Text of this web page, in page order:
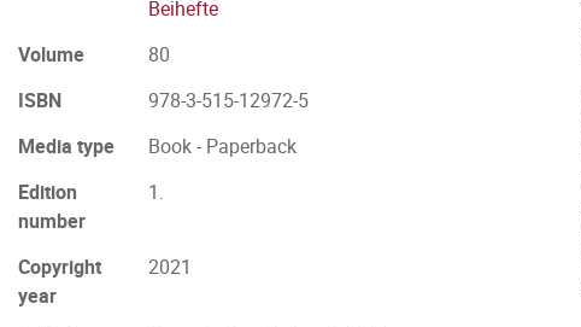
Beihefte
Volume
80
ISBN
978-3-515-12972-5
Media type
Book - Paperback
Edition
number
1.
Copyright
year
2021